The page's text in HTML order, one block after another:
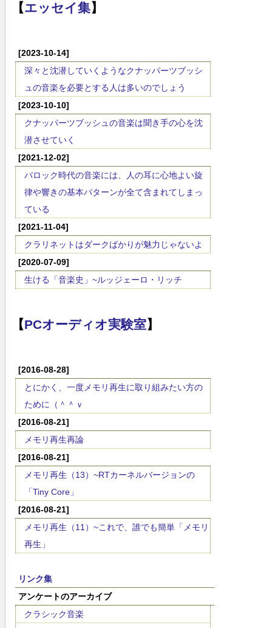
【エッセイ集】
[2023-10-14]
深々と沈潜していくようなクナッパーツブッシ
ュの音楽を必要とする人は多いのでしょう
[2023-10-10]
クナッパーツブッシュの音楽は聞き手の心を沈
潜させていく
[2021-12-02]
バロック時代の音楽には、人の耳に心地よい旋
律や響きの基本パターンが全て含まれてしまっ
ている
[2021-11-04]
クラリネットはダークばかりが魅力じゃないよ
[2020-07-09]
生ける「音楽史」~ルッジェーロ・リッチ
【PCオーディオ実験室】
[2016-08-28]
とにかく、一度メモリ再生に取り組みたい方の
ために（＾＾ｖ
[2016-08-21]
メモリ再生再論
[2016-08-21]
メモリ再生（13）~RTカーネルバージョンの
「Tiny Core」
[2016-08-21]
メモリ再生（11）~これで、誰でも簡単「メモリ
再生」
リンク集
アンケートのアーカイブ
クラシック音楽